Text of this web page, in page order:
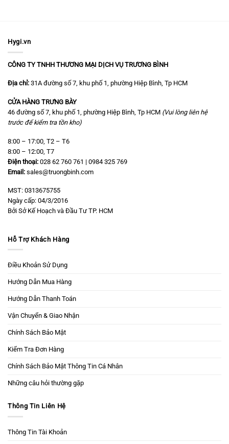
Hygi.vn
CÔNG TY TNHH THƯƠNG MẠI DỊCH VỤ TRƯƠNG BÌNH
Địa chỉ: 31A đường số 7, khu phố 1, phường Hiệp Bình, Tp HCM
CỬA HÀNG TRƯNG BÀY
46 đường số 7, khu phố 1, phường Hiệp Bình, Tp HCM (Vui lòng liên hệ
trước để kiểm tra tồn kho)
8:00 – 17:00, T2 – T6
8:00 – 12:00, T7
Điện thoại: 028 62 760 761 | 0984 325 769
Email: sales@truongbinh.com
MST: 0313675755
Ngày cấp: 04/3/2016
Bởi Sở Kế Hoạch và Đầu Tư TP. HCM
Hỗ Trợ Khách Hàng
Điều Khoản Sử Dụng
Hướng Dẫn Mua Hàng
Hướng Dẫn Thanh Toán
Vận Chuyển & Giao Nhận
Chính Sách Bảo Mật
Kiểm Tra Đơn Hàng
Chính Sách Bảo Mật Thông Tin Cá Nhân
Những câu hỏi thường gặp
Thông Tin Liên Hệ
Thông Tin Tài Khoản